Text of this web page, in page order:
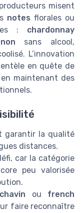
misent
notes florales ou
: chardonnay
sans alcool,
L’innovation
en quête de
maintenant des
garantir la qualité
distances.
car la catégorie
peu valorisée
ou french
faire reconnaître